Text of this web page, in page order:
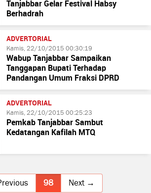
Tanjabbar Gelar Festival Habsy
Berhadrah
ADVERTORIAL
Kamis, 22/10/2015 00:30:19
Wabup Tanjabbar Sampaikan
Tanggapan Bupati Terhadap
Pandangan Umum Fraksi DPRD
ADVERTORIAL
Kamis, 22/10/2015 00:25:23
Pemkab Tanjabbar Sambut
Kedatangan Kafilah MTQ
98 Next →